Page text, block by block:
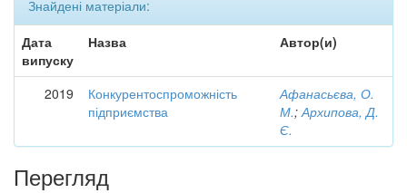
Знайдені матеріали:
Дата
випуску
Назва Автор(и)
2019
Конкурентоспроможність
підприємства
Афанасьєва, О.
М.;Архипова, Д.
Є.
Перегляд